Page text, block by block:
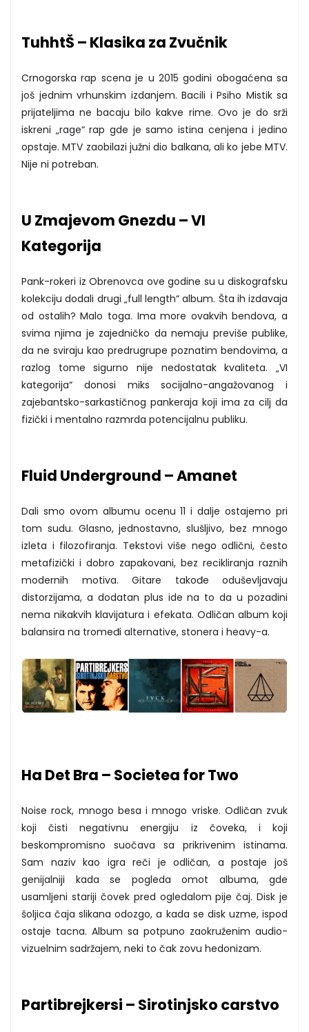
TuhhtŠ – Klasika za Zvučnik
Crnogorska rap scena je u 2015 godini obogaćena sa
još jednim vrhunskim izdanjem. Bacili i Psiho Mistik sa
prijateljima ne bacaju bilo kakve rime. Ovo je do srži
iskreni „rage“ rap gde je samo istina cenjena i jedino
opstaje. MTV zaobilazi južni dio balkana, ali ko jebe MTV.
Nije ni potreban.
U Zmajevom Gnezdu – VI
Kategorija
Pank-rokeri iz Obrenovca ove godine su u diskografsku
kolekciju dodali drugi „full length“ album. Šta ih izdavaja
od ostalih? Malo toga. Ima more ovakvih bendova, a
svima njima je zajedničko da nemaju previše publike,
da ne sviraju kao predrugrupe poznatim bendovima, a
razlog tome sigurno nije nedostatak kvaliteta. „VI
kategorija“ donosi miks socijalno-angažovanog i
zajebantsko-sarkastičnog pankeraja koji ima za cilj da
fizički i mentalno razmrda potencijalnu publiku.
Fluid Underground – Amanet
Dali smo ovom albumu ocenu 11 i dalje ostajemo pri
tom sudu. Glasno, jednostavno, slušljivo, bez mnogo
izleta i filozofiranja. Tekstovi više nego odlični, često
metafizički i dobro zapakovani, bez recikliranja raznih
modernih motiva. Gitare takođe oduševljavaju
distorzijama, a dodatan plus ide na to da u pozadini
nema nikakvih klavijatura i efekata. Odličan album koji
balansira na tromeđi alternative, stonera i heavy-a.
Ha Det Bra – Societea for Two
Noise rock, mnogo besa i mnogo vriske. Odličan zvuk
koji čisti negativnu energiju iz čoveka, i koji
beskompromisno suočava sa prikrivenim istinama.
Sam naziv kao igra reči je odličan, a postaje još
genijalniji kada se pogleda omot albuma, gde
usamljeni stariji čovek pred ogledalom pije čaj. Disk je
šoljica čaja slikana odozgo, a kada se disk uzme, ispod
ostaje tacna. Album sa potpuno zaokruženim audio-
vizuelnim sadržajem, neki to čak zovu hedonizam.
Partibrejkersi – Sirotinjsko carstvo